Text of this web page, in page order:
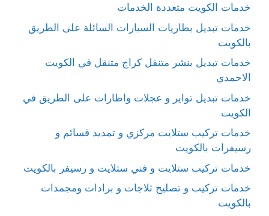
خدمات الكويت متعددة الخدمات
خدمات تبديل بطاريات السيارات السائلة على الطريق
بالكويت
خدمات تبديل بنشر متنقل كراج متنقل في الكويت
الاحمدي
خدمات تبديل تواير و عجلات واطارات على الطريق في
الكويت
خدمات تركيب ستلايت مركزي و تمديد قسائم و
رسيفرات بالكويت
خدمات تركيب ستلايت و فني ستلايت و رسيفر بالكويت
خدمات تركيب و تصليح ثلاجات و برادات ومجمدات
بالكويت